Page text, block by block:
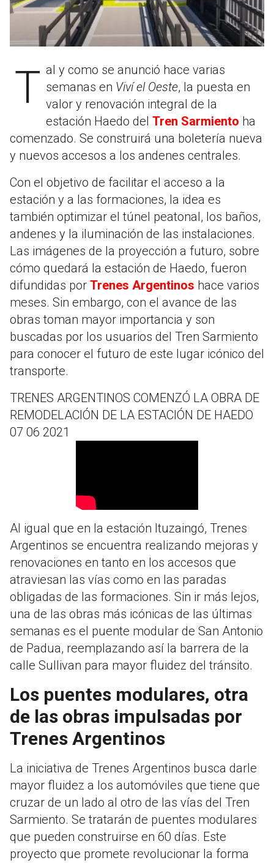
Tal y como se anunció hace varias semanas en Viví el Oeste, la puesta en
valor y renovación integral de la
estación Haedo del Tren Sarmiento ha
comenzado. Se construirá una boletería nueva
y nuevos accesos a los andenes centrales.
Con el objetivo de facilitar el acceso a la
estación y a las formaciones, la idea es
también optimizar el túnel peatonal, los baños,
andenes y la iluminación de las instalaciones.
Las imágenes de la proyección a futuro, sobre
cómo quedará la estación de Haedo, fueron
difundidas por Trenes Argentinos hace varios
meses. Sin embargo, con el avance de las
obras toman mayor importancia y son
buscadas por los usuarios del Tren Sarmiento
para conocer el futuro de este lugar icónico del
transporte.
TRENES ARGENTINOS COMENZÓ LA OBRA DE
REMODELACIÓN DE LA ESTACIÓN DE HAEDO
07 06 2021
Al igual que en la estación Ituzaingó, Trenes
Argentinos se encuentra realizando mejoras y
renovaciones en tanto en los accesos que
atraviesan las vías como en las paradas
obligadas de las formaciones. Sin ir más lejos,
una de las obras más icónicas de las últimas
semanas es el puente modular de San Antonio
de Padua, reemplazando así la barrera de la
calle Sullivan para mayor fluidez del tránsito.
Los puentes modulares, otra
de las obras impulsadas por
Trenes Argentinos
La iniciativa de Trenes Argentinos busca darle
mayor fluidez a los automóviles que tiene que
cruzar de un lado al otro de las vías del Tren
Sarmiento. Se tratarán de puentes modulares
que pueden construirse en 60 días. Este
proyecto que promete revolucionar la forma